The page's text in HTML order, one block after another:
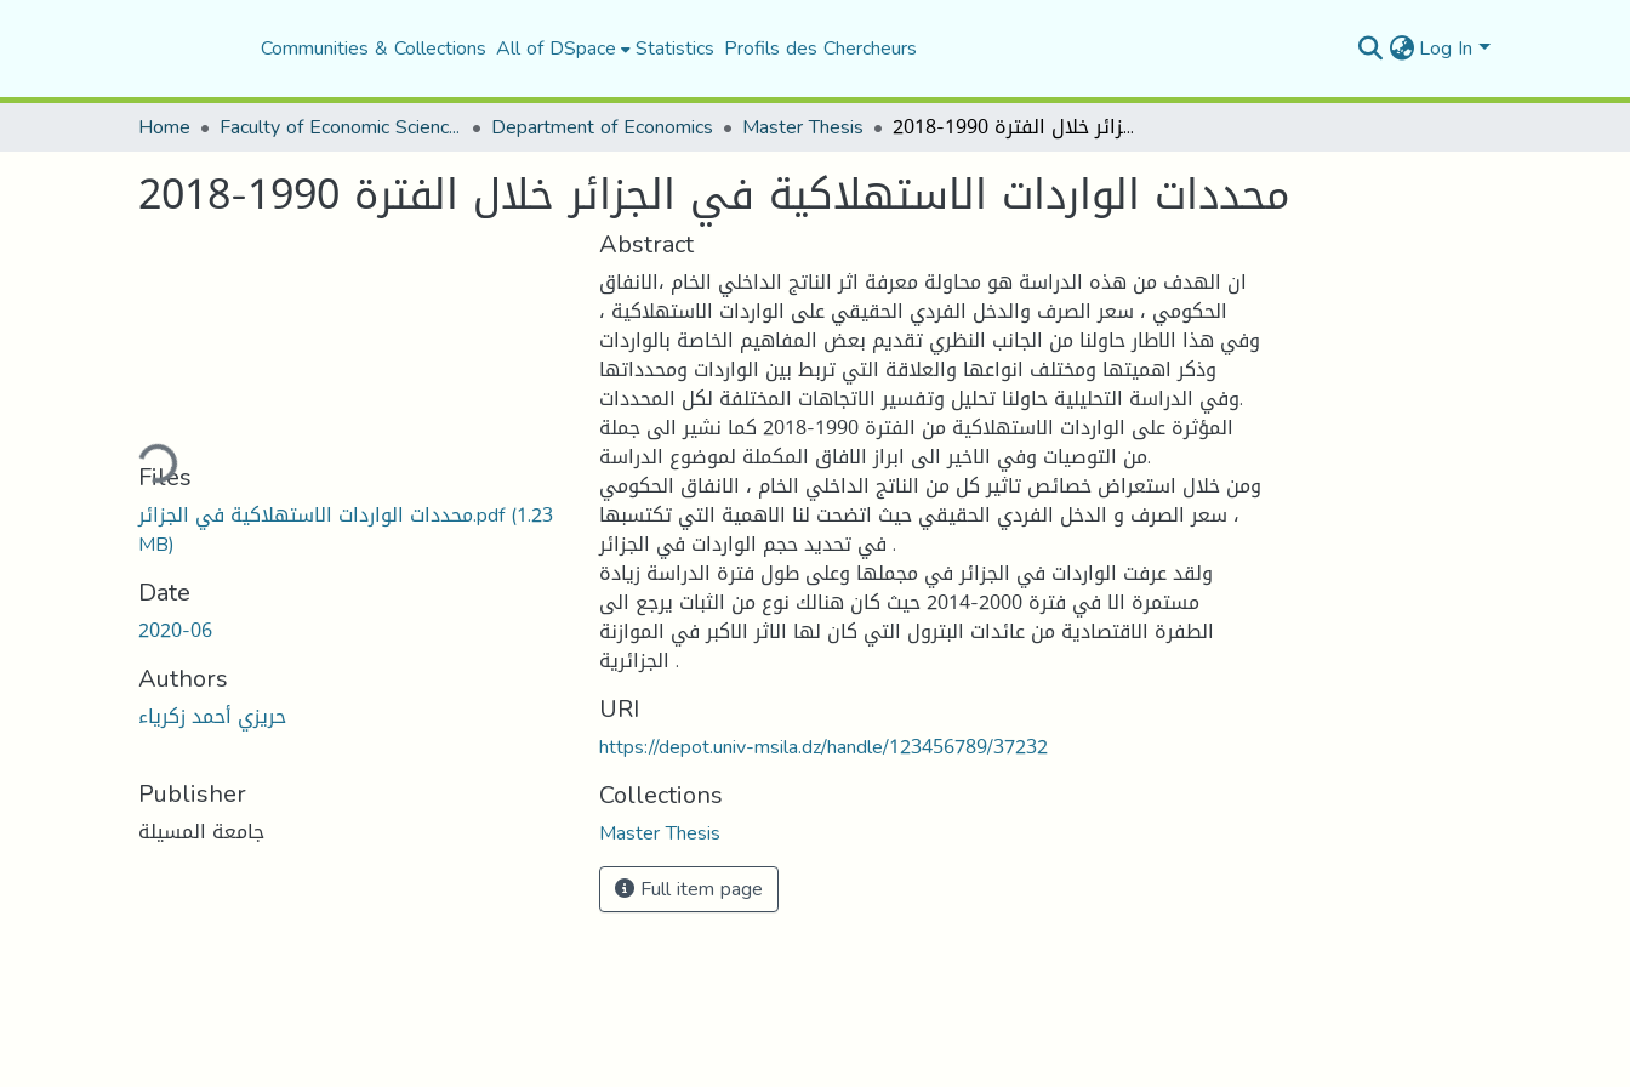
Communities & Collections All of DSpace Statistics Profils des Chercheurs Log In
Home Faculty of Economic Sciences, Commerce and Management Sciences Department of Economics Master Thesis محددات الواردات الاستهلاكية في الجزائر خلال الفترة 1990-2018
محددات الواردات الاستهلاكية في الجزائر خلال الفترة 1990-2018
Loading...
Files
محددات الواردات الاستهلاكية في الجزائر.pdf(1.23
MB)
Date
2020-06
Authors
حريزي أحمد زكرياء
Publisher
جامعة المسيلة
Abstract
ان الهدف من هذه الدراسة هو محاولة معرفة اثر الناتج الداخلي الخام ،الانفاق
الحكومي ، سعر الصرف والدخل الفردي الحقيقي على الواردات الاستهلاكية ،
وفي هذا الاطار حاولنا من الجانب النظري تقديم بعض المفاهيم الخاصة بالواردات
وذكر اهميتها ومختلف انواعها والعلاقة التي تربط بين الواردات ومحدداتها
.وفي الدراسة التحليلية حاولنا تحليل وتفسير الاتجاهات المختلفة لكل المحددات
المؤثرة على الواردات الاستهلاكية من الفترة 1990-2018 كما نشير الى جملة
من التوصيات وفي الاخير الى ابراز الافاق المكملة لموضوع الدراسة.
ومن خلال استعراض خصائص تاثير كل من الناتج الداخلي الخام ، الانفاق الحكومي
، سعر الصرف و الدخل الفردي الحقيقي حيث اتضحت لنا الاهمية التي تكتسبها
في تحديد حجم الواردات في الجزائر .
ولقد عرفت الواردات في الجزائر في مجملها وعلى طول فترة الدراسة زيادة
مستمرة الا في فترة 2000-2014 حيث كان هنالك نوع من الثبات يرجع الى
الطفرة الاقتصادية من عائدات البترول التي كان لها الاثر الاكبر في الموازنة
الجزائرية .
URI
https://depot.univ-msila.dz/handle/123456789/37232
Collections
Master Thesis
Full item page